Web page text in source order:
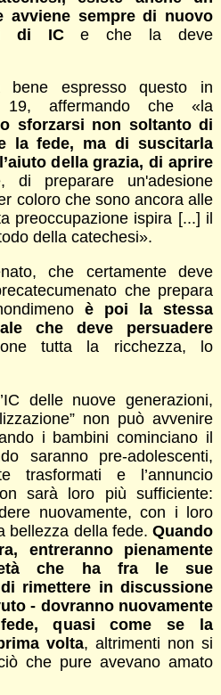
avviene sempre di nuovo
di ICe che la deve
espresso questo in
affermando che «la
sforzarsi non soltanto di
la fede, ma di suscitarla
della grazia, di aprire
di preparare un'adesione
coloro che sono ancora alle
preoccupazione ispira [...] il
della catechesi».
che certamente deve
che prepara
è poi la stessa
che deve persuadere
tutta la ricchezza, lo
delle nuove generazioni,
non può avvenire
i bambini cominciano il
saranno pre-adolescenti,
trasformati e l’annuncio
sarà loro più sufficiente:
nuovamente, con i loro
bellezza della fede.Quando
entreranno pienamente
età che ha fra le sue
rimettere in discussione
- dovranno nuovamente
quasi come se la
volta, altrimenti non si
che pure avevano amato